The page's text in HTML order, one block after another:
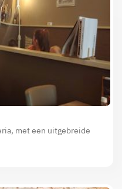
met een uitgebreide